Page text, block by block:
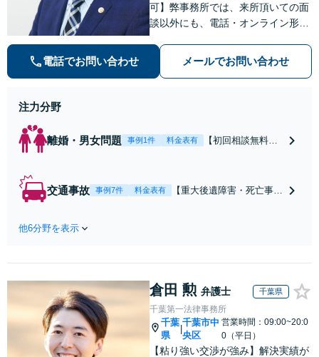
可】弊事務所では、来所頂いての面
談以外にも、電話・オンライン形式
弁護士にご相談頂くことで、今のご
不安が和らぐとともに、問題解決の
電話でお問い合わせ メールでお問い合わせ
注力分野
離婚・男女問題 事例1件 料金表有
【初回相談無料】
条件で離婚ができ
績あり」子の引渡
し・認知・親子関
係不存在確認など
もご相談下さい
【子連れ相談可】
交通事故 事例7件 料金表有
【重大後遺障害・死亡事案
談無料】【電話・オンライ
応・納得できる解決を」
「刑事裁判のニーズにも対
応」【休日・夜間相談可】
他6分野を表示
倉田 勲 弁護士 千葉県
千葉第一法律事務所
千葉
県
千葉市中
央区
営業時間：09:00~20:0
0（平日）
【粘り強い交渉が強み】解決実績が